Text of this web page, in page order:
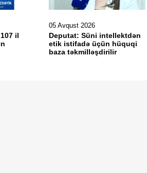
il
05 Avqust 2026
Deputat: Süni intellektdən
etik istifadə üçün hüquqi
baza təkmilləşdirilir